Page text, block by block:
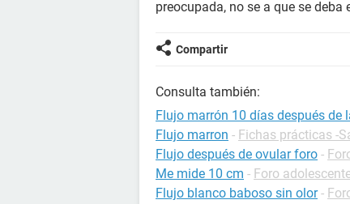
preocupada, no se a que se deba
Compartir
Consulta también:
Flujo marrón 10 días después de
Flujo marron - Fichas prácticas -
Flujo después de ovular foro -
Me mide 10 cm - Foro
Flujo blanco baboso sin olor -